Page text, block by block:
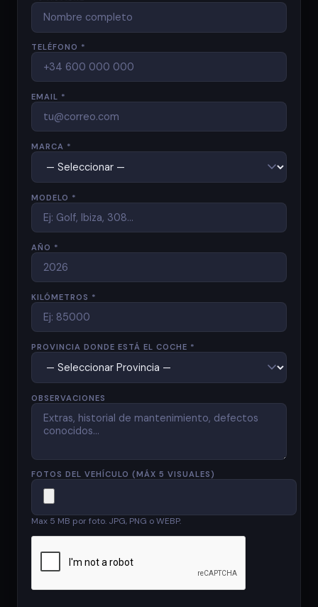
TELÉFONO *
EMAIL *
MARCA *
MODELO *
AÑO *
KILÓMETROS *
PROVINCIA DONDE ESTÁ EL COCHE *
OBSERVACIONES
FOTOS DEL VEHÍCULO (MÁX 5 VISUALES)
Max 5 MB por foto. JPG, PNG o WEBP.